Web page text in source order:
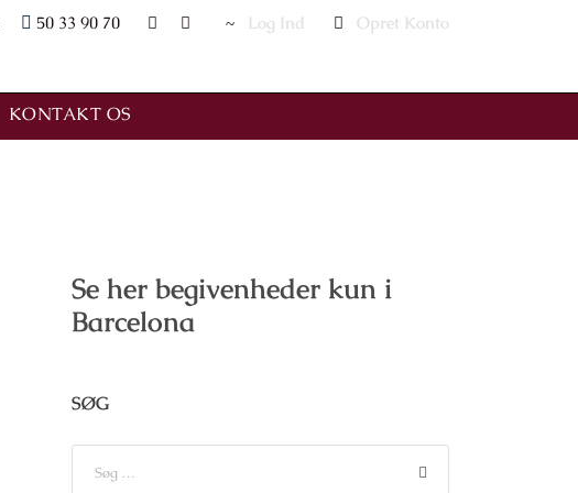
50 33 90 70 Log Ind Opret Konto
KONTAKT OS
Se her begivenheder kun i
Barcelona
SØG